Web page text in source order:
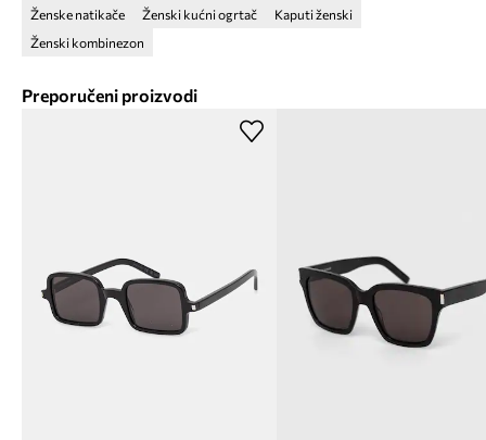
Ženske natikače
Ženski kućni ogrtač
Kaputi ženski
Ženski kombinezon
Preporučeni proizvodi